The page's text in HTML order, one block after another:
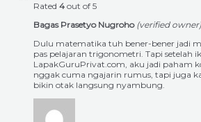
Rated 4 out of 5
Bagas Prasetyo Nugroho (verified owner)
Dulu matematika tuh bener-bener jadi
pas pelajaran trigonometri. Tapi setelah
LapakGuruPrivat.com, aku jadi paham
nggak cuma ngajarin rumus, tapi juga
bikin otak langsung nyambung.